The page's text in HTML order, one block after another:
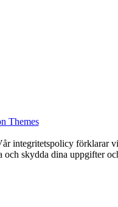
Themes
integritetspolicy förklarar
skydda dina uppgifter